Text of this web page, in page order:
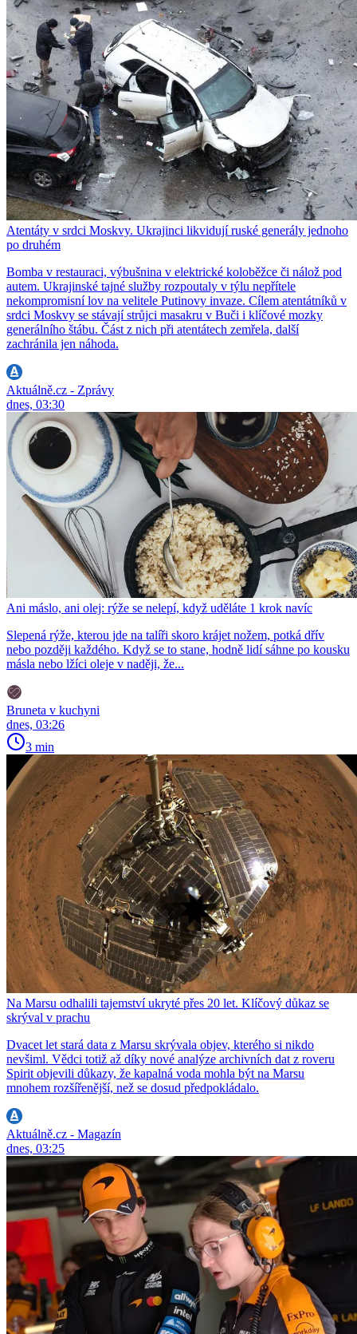
Atentáty v srdci Moskvy. Ukrajinci likvidují ruské generály jednoho
po druhém
Bomba v restauraci, výbušnina v elektrické koloběžce či nálož pod
autem. Ukrajinské tajné služby rozpoutaly v týlu nepřítele
nekompromisní lov na velitele Putinovy invaze. Cílem atentátníků v
srdci Moskvy se stávají strůjci masakru v Buči i klíčové mozky
generálního štábu. Část z nich při atentátech zemřela, další
zachránila jen náhoda.
Aktuálně.cz - Zprávy
dnes, 03:30
Ani máslo, ani olej: rýže se nelepí, když uděláte 1 krok navíc
Slepená rýže, kterou jde na talíři skoro krájet nožem, potká dřív
nebo později každého. Když se to stane, hodně lidí sáhne po kousku
másla nebo lžíci oleje v naději, že...
Bruneta v kuchyni
dnes, 03:26
3 min
Na Marsu odhalili tajemství ukryté přes 20 let. Klíčový důkaz se
skrýval v prachu
Dvacet let stará data z Marsu skrývala objev, kterého si nikdo
nevšiml. Vědci totiž až díky nové analýze archivních dat z roveru
Spirit objevili důkazy, že kapalná voda mohla být na Marsu
mnohem rozšířenější, než se dosud předpokládalo.
Aktuálně.cz - Magazín
dnes, 03:25